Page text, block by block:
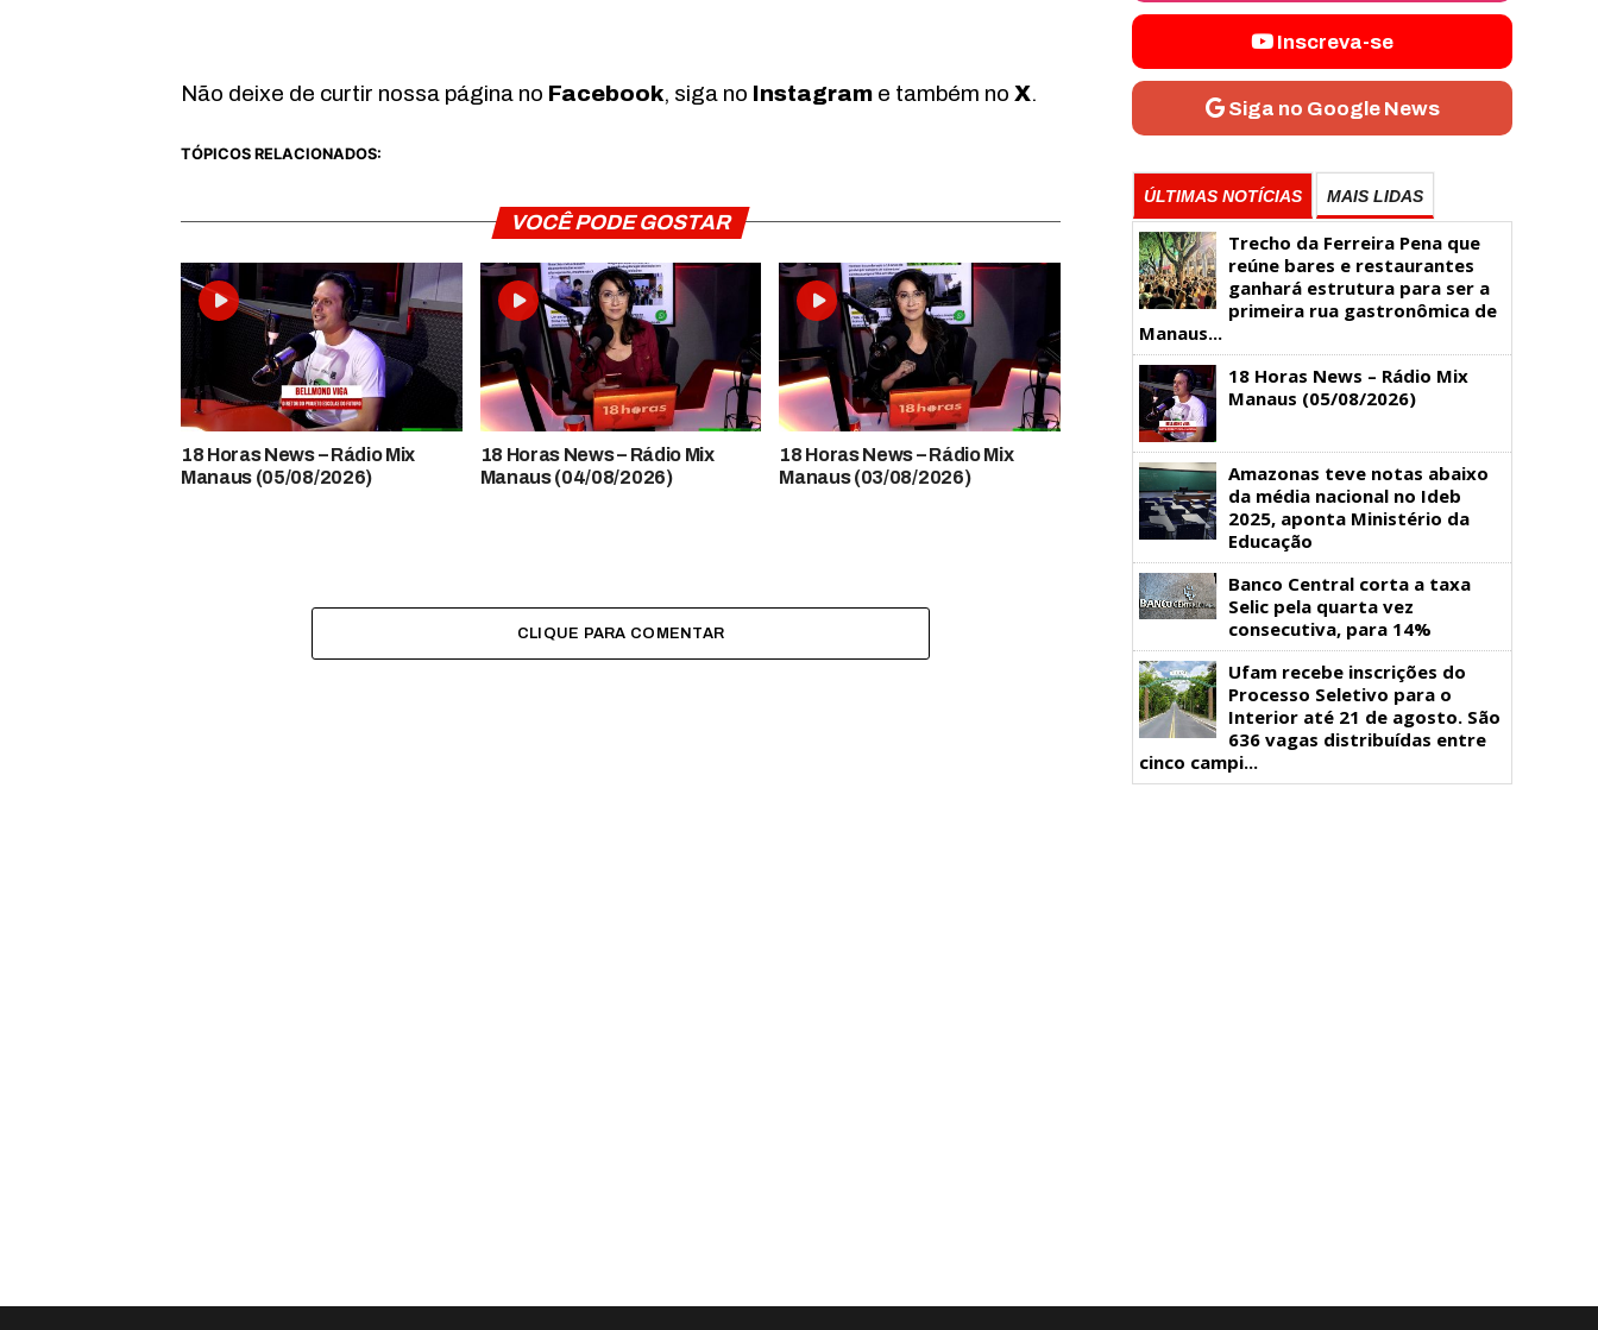
Não deixe de curtir nossa página no Facebook, siga no Instagram e também no X.
TÓPICOS RELACIONADOS:
VOCÊ PODE GOSTAR
18 Horas News​​​​​​​​​​​​ – Rádio Mix
Manaus (05/08/2026)
18 Horas News​​​​​​​​​​​​ – Rádio Mix
Manaus (04/08/2026)
18 Horas News​​​​​​​​​​​​ – Rádio Mix
Manaus (03/08/2026)
CLIQUE PARA COMENTAR
Inscreva-se
Siga no Google News
ÚLTIMAS NOTÍCIAS MAIS LIDAS
Trecho da Ferreira Pena que
reúne bares e restaurantes
ganhará estrutura para ser a
primeira rua gastronômica de
Manaus...
18 Horas News​​​​​​​​​​​​ – Rádio Mix
Manaus (05/08/2026)
Amazonas teve notas abaixo
da média nacional no Ideb
2025, aponta Ministério da
Educação
Banco Central corta a taxa
Selic pela quarta vez
consecutiva, para 14%
Ufam recebe inscrições do
Processo Seletivo para o
Interior até 21 de agosto. São
636 vagas distribuídas entre
cinco campi...